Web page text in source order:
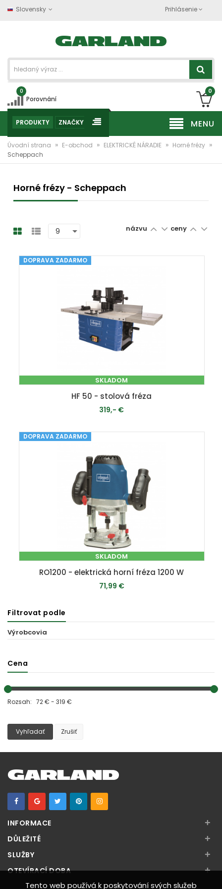
Slovensky Prihlásenie
0
Porovnání
0
MENU
PRODUKTY ZNAČKY
Úvodní strana » E-obchod » ELEKTRICKÉ NÁRADIE » Horné frézy »
Scheppach
Horné frézy - Scheppach
názvu ceny
DOPRAVA ZADARMO
SKLADOM
HF 50 - stolová fréza
319,- €
PRIDAŤ DO KOŠÍKA
DOPRAVA ZADARMO
SKLADOM
RO1200 - elektrická horní fréza 1200 W
71,99 €
Filtrovat podle
Výrobcovia
Cena
Rozsah: 72 € - 319 €
Vyhľadať Zrušiť
INFORMACE +
DŮLEŽITÉ +
SLUŽBY +
OTEVÍRACÍ DOBA +
Tento web používá k poskytování svých služeb